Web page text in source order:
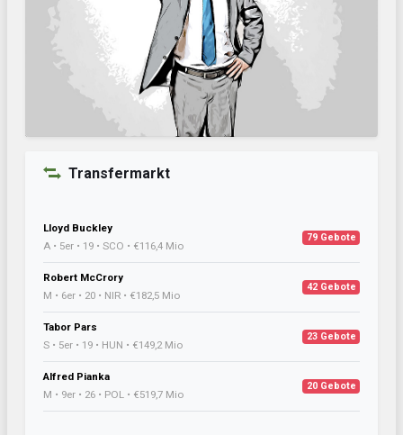
Transfermarkt
Lloyd Buckley
A • 5er • 19 • SCO • €116,4 Mio
79 Gebote
Robert McCrory
M • 6er • 20 • NIR • €182,5 Mio
42 Gebote
Tabor Pars
S • 5er • 19 • HUN • €149,2 Mio
23 Gebote
Alfred Pianka
M • 9er • 26 • POL • €519,7 Mio
20 Gebote